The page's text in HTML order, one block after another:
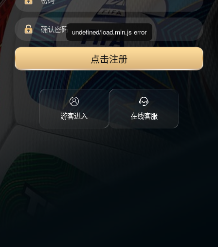
点击注册
游客进入 在线客服
undefined/load.min.js error